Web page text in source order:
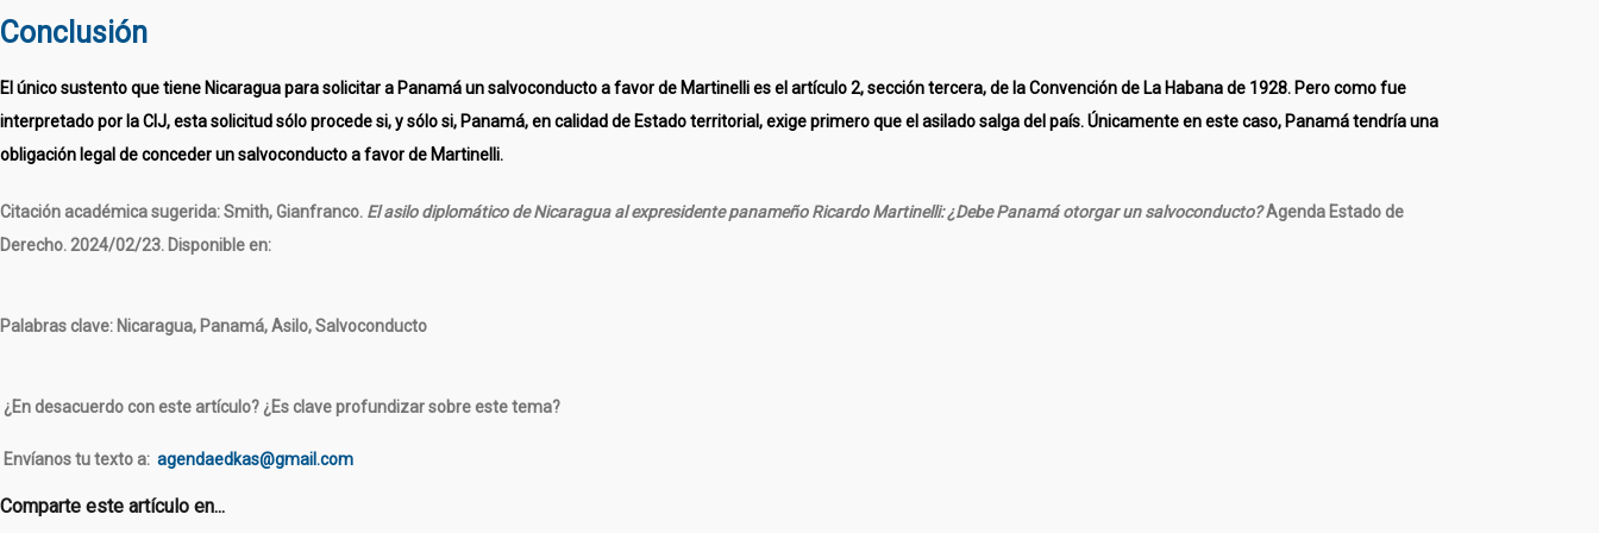
Conclusión
El único sustento que tiene Nicaragua para solicitar a Panamá un salvoconducto a favor de Martinelli es el artículo 2, sección tercera, de la Convención de La Habana de 1928. Pero como fue
interpretado por la CIJ, esta solicitud sólo procede si, y sólo si, Panamá, en calidad de Estado territorial, exige primero que el asilado salga del país. Únicamente en este caso, Panamá tendría una
obligación legal de conceder un salvoconducto a favor de Martinelli.
Citación académica sugerida:Smith, Gianfranco. El asilo diplomático de Nicaragua al expresidente panameño Ricardo Martinelli: ¿Debe Panamá otorgar un salvoconducto?Agenda Estado de
Derecho. 2024/02/23. Disponible en:
Palabras clave: Nicaragua, Panamá, Asilo, Salvoconducto
¿En desacuerdo con este artículo? ¿Es clave profundizar sobre este tema?
Envíanos tu texto a: agendaedkas@gmail.com
Comparte este artículo en...